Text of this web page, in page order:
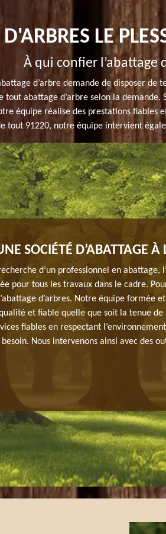
LE
À qui confier l’abattage
d’arbre demande de disposer de
tout abattage d’arbre selon la
équipe réalise des prestations fiables
tout 91220, notre équipe intervient
SOCIÉTÉ D’ABATTAGE À
d’un professionnel en abattage,
pour tous les travaux dans le cadre.
d’arbres. Notre équipe formée
et fiable quelle que soit la tenue de
fiables en respectant
Nous intervenons ainsi avec des